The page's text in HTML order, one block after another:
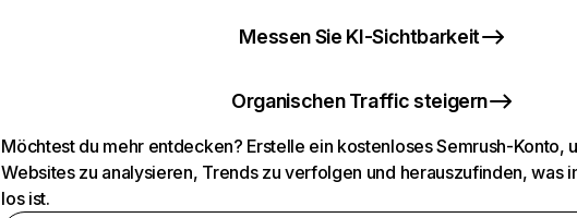
Messen Sie KI-Sichtbarkeit
Organischen Traffic steigern
Möchtest du mehr entdecken? Erstelle ein kostenloses Semrush-Konto,
Websites zu analysieren, Trends zu verfolgen und herauszufinden, was
los ist.